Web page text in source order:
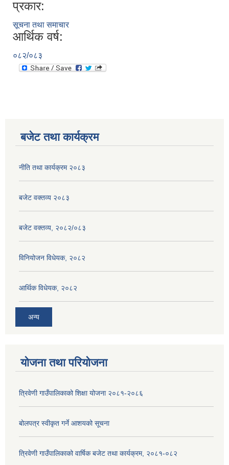
प्रकार:
सूचना तथा समाचार
आर्थिक वर्ष:
०८२/०८३
बजेट तथा कार्यक्रम
नीति तथा कार्यक्रम २०८३
बजेट वक्तव्य २०८३
बजेट वक्तव्य, २०८२/०८३
विनियोजन विधेयक, २०८२
आर्थिक विधेयक, २०८२
अन्य
योजना तथा परियोजना
त्रिवेणी गाउँपालिकाको शिक्षा योजना २०८१-२०८६
बोलपत्र स्वीकृत गर्ने आशयको सूचना
त्रिवेणी गाउँपालिकाको वार्षिक बजेट तथा कार्यक्रम, २०८१-०८२